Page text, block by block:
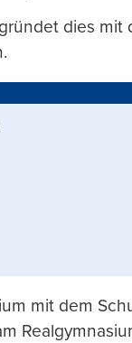
dies
mit dem